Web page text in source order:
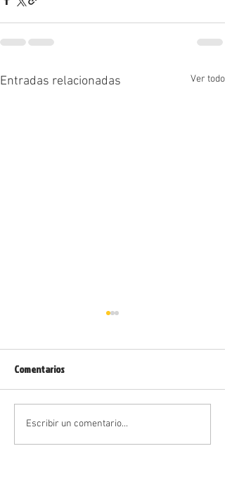
Entradas relacionadas Ver todo
Listado de los Medicamentos
Homeopáticos Más
Comentarios
Escribir un comentario...